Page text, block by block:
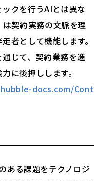
クを行うAIとは異な
契約実務の文脈を理
者として機能します。
じて、契約業務を進
に後押しします。
docs.com/Cont
ある課題をテクノロジ